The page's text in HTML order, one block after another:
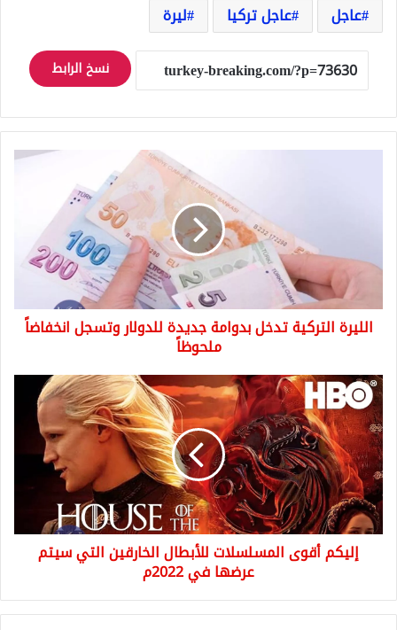
عاجل
عاجل تركيا ليرة
نسخ الرابط
وتسجل
انخفاضاً
ملحوظاً
الليرة التركية تدخل بدوامة جديدة للدولار وتسجل انخفاضاً
ملحوظاً
إليكم
أقوى
المسلسلات
للأبطال
الخارقين
التي
سيتم
عرضها
في
إليكم أقوى المسلسلات للأبطال الخارقين التي سيتم
عرضها في 2022م